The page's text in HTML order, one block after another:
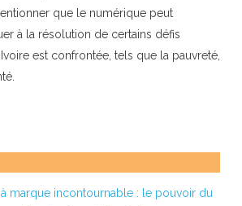
que le numérique peut
à la résolution de certains défis
est confrontée, tels que la pauvreté,
marque incontournable : le pouvoir du